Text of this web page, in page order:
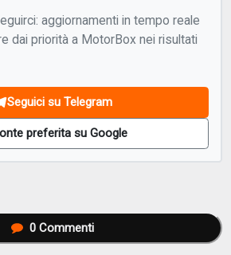
aggiornamenti in tempo reale
dai priorità a MotorBox nei risultati
Seguici su Telegram
preferita su Google
0Commenti